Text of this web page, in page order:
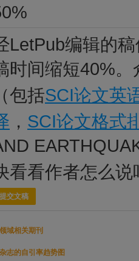
LetPub编辑的
时间缩短40%
（包括SCI论文英
， SCI论文格式
看看作者怎么说
提交文稿
域相关期刊
志的自引率趋势图